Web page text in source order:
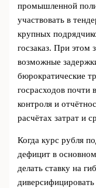
промышленной
участвовать в
крупных
госзаказ. При этом
возможные
бюрократические
госрасходов почти
контроля и
расчётах затрат и
Когда курс рубля
дефицит в
делать ставку на